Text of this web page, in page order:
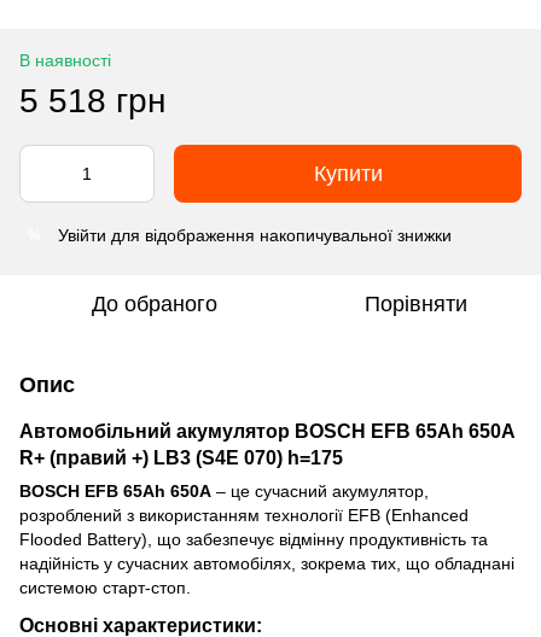
В наявності
5 518 грн
Купити
Увійти для відображення накопичувальної знижки
До обраного Порівняти
Опис
Автомобільний акумулятор BOSCH EFB 65Ah 650A
R+ (правий +) LB3 (S4E 070) h=175
BOSCH EFB 65Ah 650A – це сучасний акумулятор,
розроблений з використанням технології EFB (Enhanced
Flooded Battery), що забезпечує відмінну продуктивність та
надійність у сучасних автомобілях, зокрема тих, що обладнані
системою старт-стоп.
Основні характеристики: